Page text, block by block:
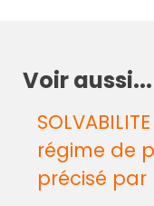
Voir aussi...
régime de
précisé par